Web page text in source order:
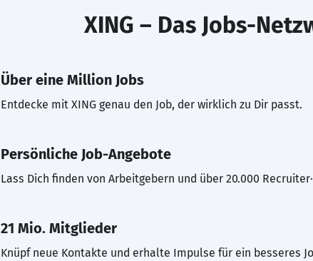
XING – Das Jobs-
Über eine Million Jobs
Entdecke mit XING genau den Job, der wirklich zu Dir passt.
Persönliche Job-Angebote
Lass Dich finden von Arbeitgebern und über 20.000
21 Mio. Mitglieder
Knüpf neue Kontakte und erhalte Impulse für ein besseres